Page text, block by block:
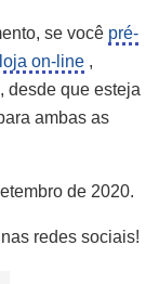
se você pré-
on-line ,
desde que esteja
ambas as
de 2020.
redes sociais!